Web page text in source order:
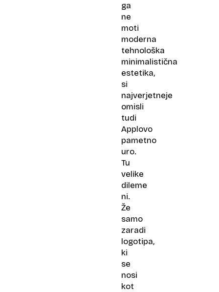
ga
ne
moti
moderna
tehnološka
minimalistična
estetika,
si
najverjetneje
omisli
tudi
Applovo
pametno
uro.
Tu
velike
dileme
ni.
Že
samo
zaradi
logotipa,
ki
se
nosi
kot